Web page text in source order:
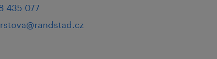
řízení a těšíme se
435 077